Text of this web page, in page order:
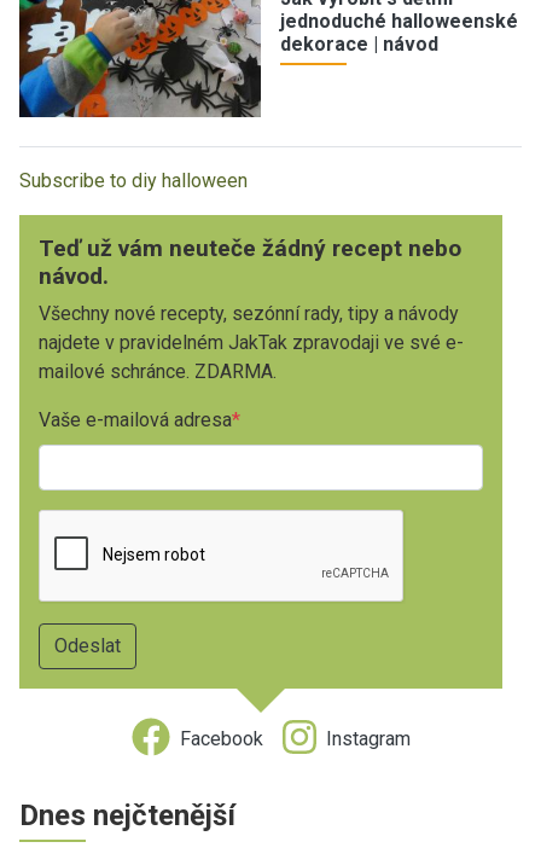
jednoduché halloweenské
dekorace | návod
Subscribe to diy halloween
Teď už vám neuteče žádný recept nebo
návod.
Všechny nové recepty, sezónní rady, tipy a návody
najdete v pravidelném JakTak zpravodaji ve své e-
mailové schránce. ZDARMA.
Vaše e-mailová adresa
Facebook Instagram
Dnes nejčtenější